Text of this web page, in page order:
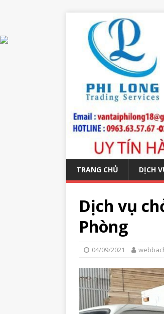
TRANG CHỦ DỊCH
Dịch vụ
Phòng
04/09/2021